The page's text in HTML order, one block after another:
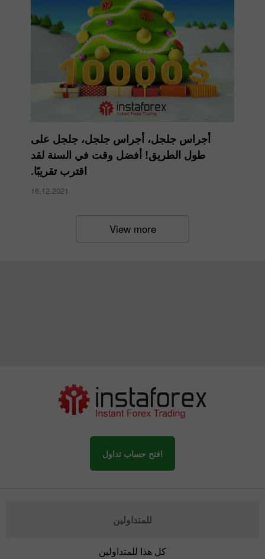
أجراس جلجل، أجراس جلجل، جلجل على
طول الطريق! أفضل وقت في السنة لقد
اقترب تقريبًا.
16.12.2021
View more
افتح حساب تداول
للمتداولين
كل هذا للمتداولين